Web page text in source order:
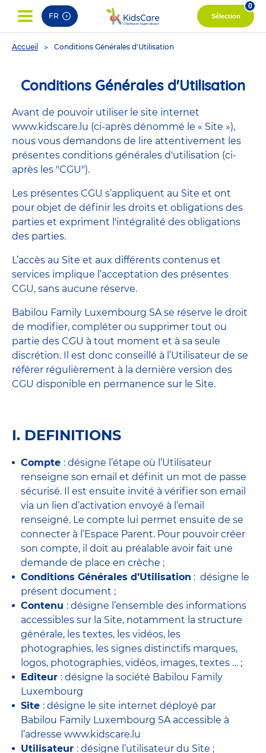
FR Sélection
0
You
Accueil Conditions Générales d'Utilisation
Conditions Générales d'Utilisation
Avant de pouvoir utiliser le site internet
www.kidscare.lu (ci-après dénommé le « Site »),
nous vous demandons de lire attentivement les
présentes conditions générales d'utilisation (ci-
après les "CGU").
Les présentes CGU s’appliquent au Site et ont
pour objet de définir les droits et obligations des
parties et expriment l'intégralité des obligations
des parties.
L’accès au Site et aux différents contenus et
services implique l’acceptation des présentes
CGU, sans aucune réserve.
Babilou Family Luxembourg SA se réserve le droit
de modifier, compléter ou supprimer tout ou
partie des CGU à tout moment et à sa seule
discrétion. Il est donc conseillé à l’Utilisateur de se
référer régulièrement à la dernière version des
CGU disponible en permanence sur le Site.
I. DEFINITIONS
Compte : désigne l’étape où l’Utilisateur
renseigne son email et définit un mot de passe
sécurisé. Il est ensuite invité à vérifier son email
via un lien d’activation envoyé à l’email
renseigné. Le compte lui permet ensuite de se
connecter à l’Espace Parent. Pour pouvoir créer
son compte, il doit au préalable avoir fait une
demande de place en crèche ;
Conditions Générales d’Utilisation : désigne le
présent document ;
Contenu : désigne l’ensemble des informations
accessibles sur la Site, notamment la structure
générale, les textes, les vidéos, les
photographies, les signes distinctifs marques,
logos, photographies, vidéos, images, textes … ;
Editeur : désigne la société Babilou Family
Luxembourg
Site : désigne le site internet déployé par
Babilou Family Luxembourg SA accessible à
l’adresse www.kidscare.lu
Utilisateur : désigne l’utilisateur du Site ;